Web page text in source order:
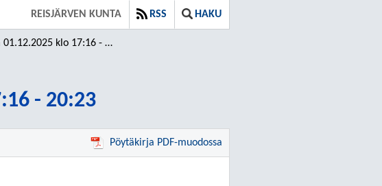
REISJÄRVEN KUNTA RSS HAKU
klo 17:16 - 20:23
- 20:23
Pöytäkirja PDF-muodossa